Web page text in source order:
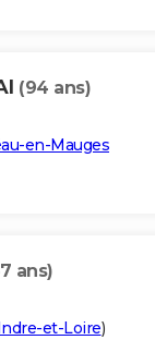
(94 ans)
en-Mauges
ans)
et-Loire)